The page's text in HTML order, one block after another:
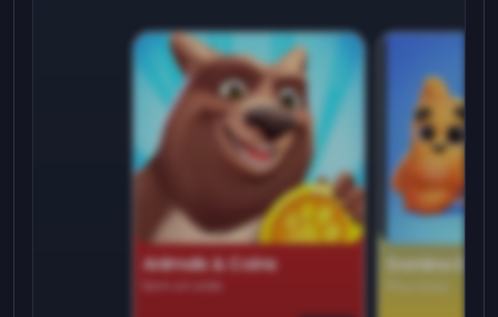
Animals & Coins
Earn on side
Domino